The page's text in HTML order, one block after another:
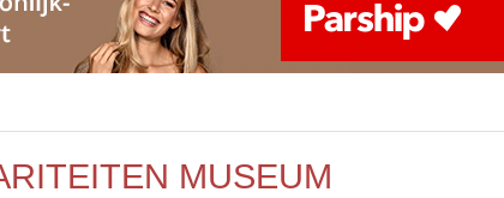
MUSEUM